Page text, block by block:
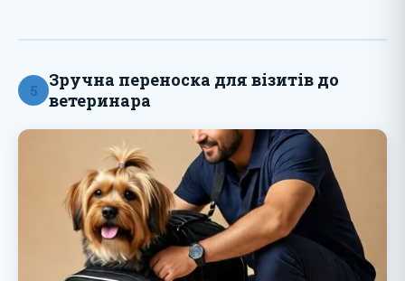
5
Зручна переноска для візитів до
ветеринара